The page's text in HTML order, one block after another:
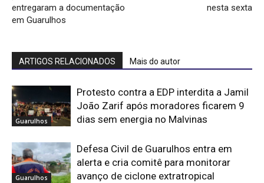
entregaram a documentação
em Guarulhos
nesta sexta
ARTIGOS RELACIONADOS Mais do autor
Guarulhos
Protesto contra a EDP interdita a Jamil
João Zarif após moradores ficarem 9
dias sem energia no Malvinas
Guarulhos
Defesa Civil de Guarulhos entra em
alerta e cria comitê para monitorar
avanço de ciclone extratropical